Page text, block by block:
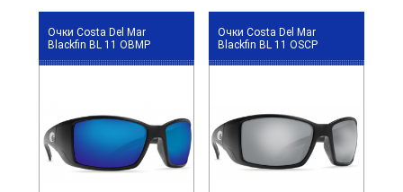
Очки Costa Del Mar
Blackfin BL 11 OBMP
Очки Costa Del Mar
Blackfin BL 11 OSCP